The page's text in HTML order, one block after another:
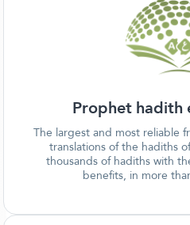
Prophet hadith
The largest and most reliable
translations of the hadiths
thousands of hadiths with
benefits, in more